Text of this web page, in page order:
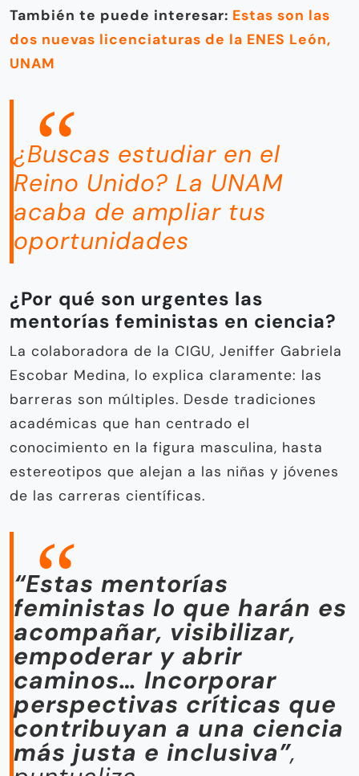
También te puede interesar: Estas son las
dos nuevas licenciaturas de la ENES León,
UNAM
¿Buscas estudiar en el
Reino Unido? La UNAM
acaba de ampliar tus
oportunidades
¿Por qué son urgentes las
mentorías feministas en ciencia?
La colaboradora de la CIGU, Jeniffer Gabriela
Escobar Medina, lo explica claramente: las
barreras son múltiples. Desde tradiciones
académicas que han centrado el
conocimiento en la figura masculina, hasta
estereotipos que alejan a las niñas y jóvenes
de las carreras científicas.
“Estas mentorías
feministas lo que harán es
acompañar, visibilizar,
empoderar y abrir
caminos… Incorporar
perspectivas críticas que
contribuyan a una ciencia
más justa e inclusiva”,